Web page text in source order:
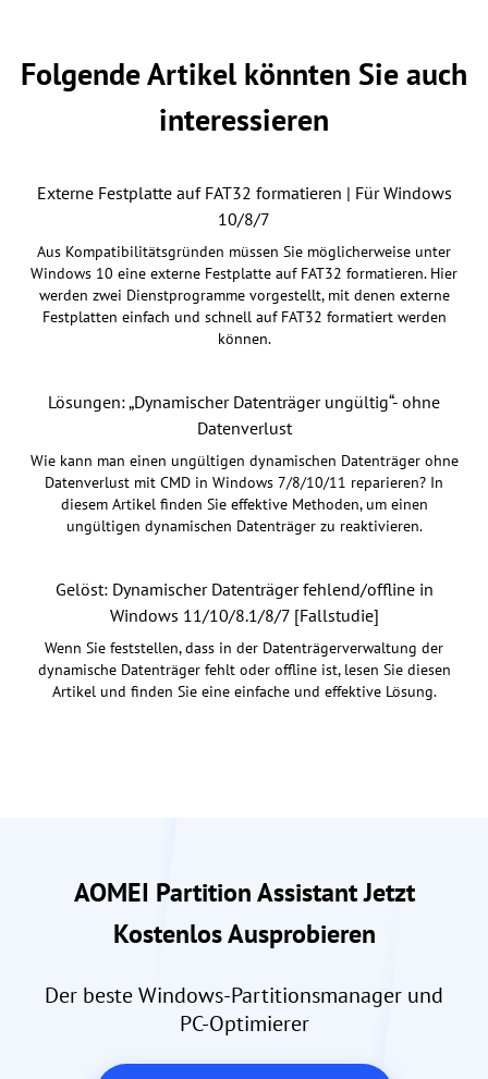
Folgende Artikel könnten Sie auch
interessieren
Externe Festplatte auf FAT32 formatieren | Für Windows
10/8/7
Aus Kompatibilitätsgründen müssen Sie möglicherweise unter
Windows 10 eine externe Festplatte auf FAT32 formatieren. Hier
werden zwei Dienstprogramme vorgestellt, mit denen externe
Festplatten einfach und schnell auf FAT32 formatiert werden
können.
Lösungen: „Dynamischer Datenträger ungültig“- ohne
Datenverlust
Wie kann man einen ungültigen dynamischen Datenträger ohne
Datenverlust mit CMD in Windows 7/8/10/11 reparieren? In
diesem Artikel finden Sie effektive Methoden, um einen
ungültigen dynamischen Datenträger zu reaktivieren.
Gelöst: Dynamischer Datenträger fehlend/offline in
Windows 11/10/8.1/8/7 [Fallstudie]
Wenn Sie feststellen, dass in der Datenträgerverwaltung der
dynamische Datenträger fehlt oder offline ist, lesen Sie diesen
Artikel und finden Sie eine einfache und effektive Lösung.
AOMEI Partition Assistant Jetzt
Kostenlos Ausprobieren
Der beste Windows-Partitionsmanager und
PC-Optimierer